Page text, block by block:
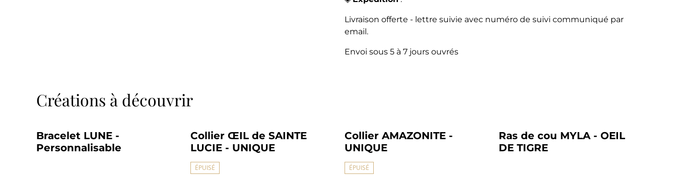
Livraison offerte - lettre suivie avec numéro de suivi communiqué par
email.
Envoi sous 5 à 7 jours ouvrés
Créations à découvrir
Bracelet LUNE -
Personnalisable
Collier ŒIL de SAINTE
LUCIE - UNIQUE
ÉPUISÉ
Collier AMAZONITE -
UNIQUE
ÉPUISÉ
Ras de cou MYLA - OEIL
DE TIGRE